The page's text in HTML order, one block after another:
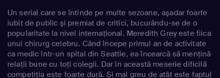
Un serial care se întinde pe multe sezoane, aşadar foarte
iubit de public şi premiat de critici, bucurându-se de o
popularitate la nivel internaţional. Meredith Grey este fiica
unui chirurg celebru. Când începe primul an de activitate
ca medic într-un spital din Seattle, ea încearcă să menţină
relaţii bune cu toţi colegii. Dar în această meserie dificilă
competiţia este foarte dură. Şi mai greu de atât este faptul